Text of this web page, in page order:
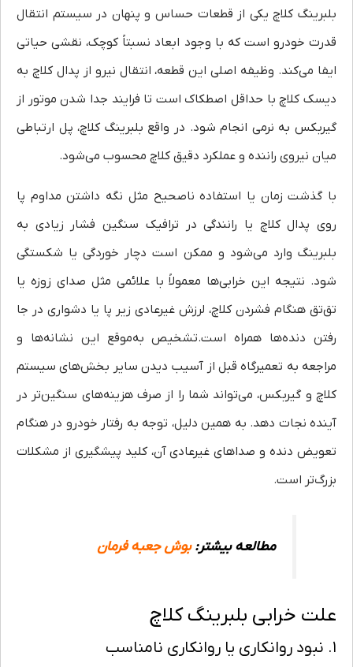
بلبرینگ کلاچ یکی از قطعات حساس و پنهان در سیستم انتقال
قدرت خودرو است که با وجود ابعاد نسبتاً کوچک، نقشی حیاتی
ایفا می‌کند. وظیفه اصلی این قطعه، انتقال نیرو از پدال کلاچ به
دیسک کلاچ با حداقل اصطکاک است تا فرایند جدا شدن موتور از
گیربکس به نرمی انجام شود. در واقع بلبرینگ کلاچ، پل ارتباطی
میان نیروی راننده و عملکرد دقیق کلاچ محسوب می‌شود.
با گذشت زمان یا استفاده ناصحیح مثل نگه داشتن مداوم پا
روی پدال کلاچ یا رانندگی در ترافیک سنگین فشار زیادی به
بلبرینگ وارد می‌شود و ممکن است دچار خوردگی یا شکستگی
شود. نتیجه این خرابی‌ها معمولاً با علائمی مثل صدای زوزه یا
تق‌تق هنگام فشردن کلاچ، لرزش غیرعادی زیر پا یا دشواری در جا
رفتن دنده‌ها همراه است.تشخیص به‌موقع این نشانه‌ها و
مراجعه به تعمیرگاه قبل از آسیب دیدن سایر بخش‌های سیستم
کلاچ و گیربکس، می‌تواند شما را از صرف هزینه‌های سنگین‌تر در
آینده نجات دهد. به همین دلیل، توجه به رفتار خودرو در هنگام
تعویض دنده و صداهای غیرعادی آن، کلید پیشگیری از مشکلات
بزرگ‌تر است.
مطالعه بیشتر:بوش جعبه فرمان
علت خرابی بلبرینگ کلاچ
۱. نبود روانکاری یا روانکاری نامناسب